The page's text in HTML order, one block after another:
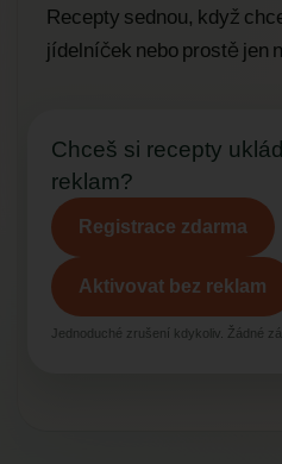
Recepty sednou, když
jídelníček nebo prostě jen
Chceš si recepty
reklam?
Registrace zdarma
Aktivovat bez reklam
Jednoduché zrušení kdykoliv. Žádné